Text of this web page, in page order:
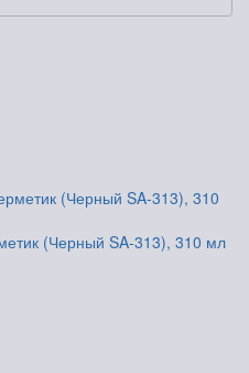
(Черный SA-313), 310 мл